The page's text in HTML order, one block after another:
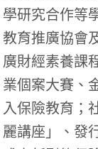
學研究合作等
教育推廣協會
廣財經素養課
業個案大賽、
入保險教育；
麗講座」、發